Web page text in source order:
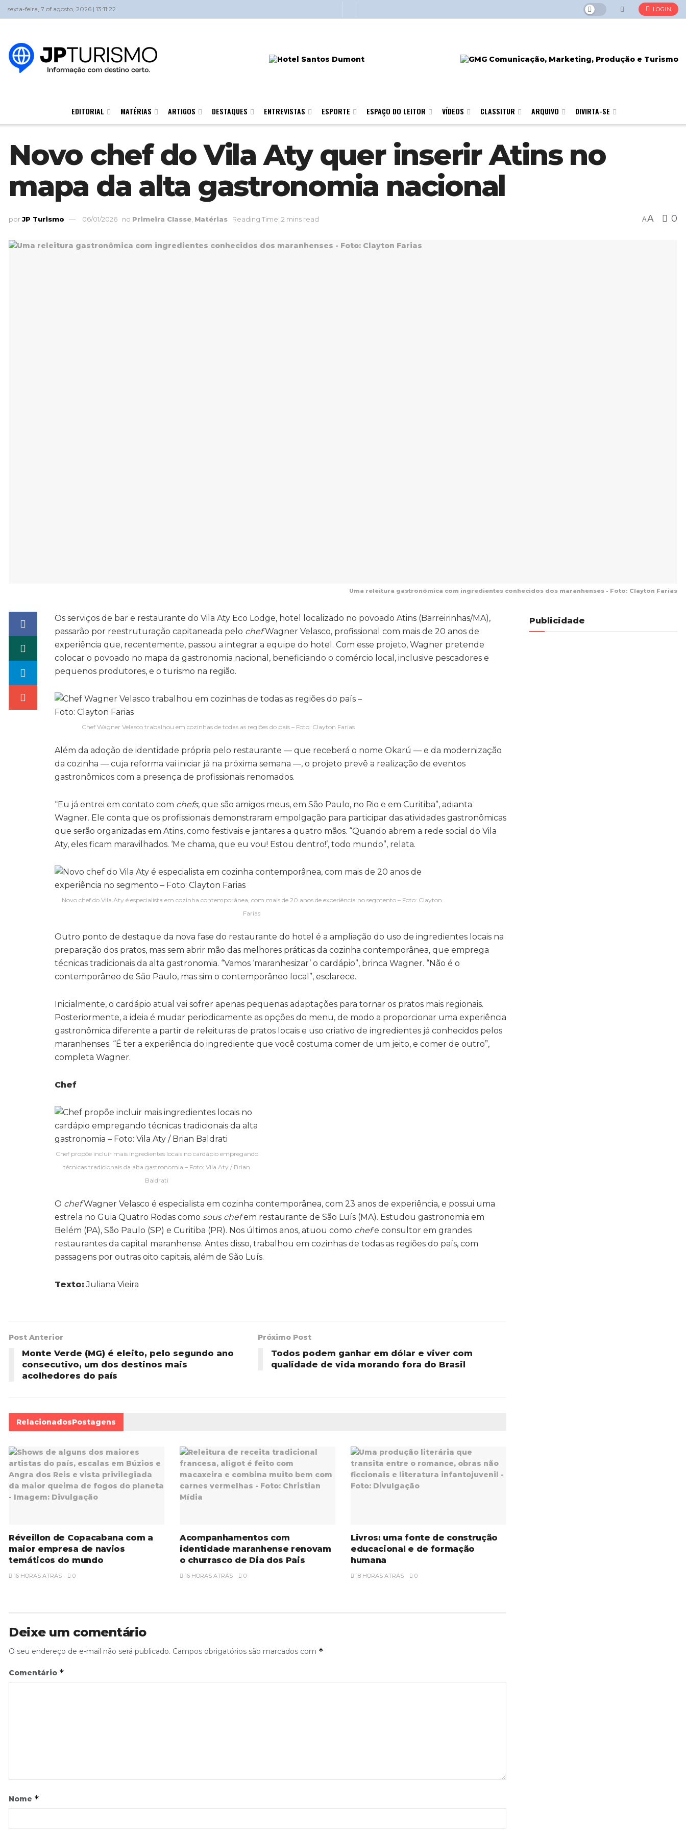
sexta-feira, 7 of agosto, 2026 | 13:11:22 LOGIN
EDITORIAL MATÉRIAS ARTIGOS DESTAQUES ENTREVISTAS ESPORTE ESPAÇO DO LEITOR VÍDEOS CLASSITUR ARQUIVO DIVIRTA-SE
Novo chef do Vila Aty quer inserir Atins no
mapa da alta gastronomia nacional
porJP Turismo 06/01/2026 no Primeira Classe Matérias Reading Time: 2 mins read AA 0
Uma releitura gastronômica com ingredientes conhecidos dos maranhenses - Foto: Clayton Farias
Os serviços de bar e restaurante do Vila Aty Eco Lodge, hotel localizado no povoado Atins (Barreirinhas/MA),
passarão por reestruturação capitaneada pelo chefWagner Velasco, profissional com mais de 20 anos de
experiência que, recentemente, passou a integrar a equipe do hotel. Com esse projeto, Wagner pretende
colocar o povoado no mapa da gastronomia nacional, beneficiando o comércio local, inclusive pescadores e
pequenos produtores, e o turismo na região.
Chef Wagner Velasco trabalhou em cozinhas de todas as regiões do país – Foto: Clayton Farias
Além da adoção de identidade própria pelo restaurante — que receberá o nome Okarú — e da modernização
da cozinha — cuja reforma vai iniciar já na próxima semana —, o projeto prevê a realização de eventos
gastronômicos com a presença de profissionais renomados.
“Eu já entrei em contato com chefs, que são amigos meus, em São Paulo, no Rio e em Curitiba”, adianta
Wagner. Ele conta que os profissionais demonstraram empolgação para participar das atividades gastronômicas
que serão organizadas em Atins, como festivais e jantares a quatro mãos. “Quando abrem a rede social do Vila
Aty, eles ficam maravilhados. ‘Me chama, que eu vou! Estou dentro!’, todo mundo”, relata.
Novo chef do Vila Aty é especialista em cozinha contemporânea, com mais de 20 anos de experiência no segmento – Foto: Clayton
Farias
Outro ponto de destaque da nova fase do restaurante do hotel é a ampliação do uso de ingredientes locais na
preparação dos pratos, mas sem abrir mão das melhores práticas da cozinha contemporânea, que emprega
técnicas tradicionais da alta gastronomia. “Vamos ‘maranhesizar’ o cardápio”, brinca Wagner. “Não é o
contemporâneo de São Paulo, mas sim o contemporâneo local”, esclarece.
Inicialmente, o cardápio atual vai sofrer apenas pequenas adaptações para tornar os pratos mais regionais.
Posteriormente, a ideia é mudar periodicamente as opções do menu, de modo a proporcionar uma experiência
gastronômica diferente a partir de releituras de pratos locais e uso criativo de ingredientes já conhecidos pelos
maranhenses. “É ter a experiência do ingrediente que você costuma comer de um jeito, e comer de outro”,
completa Wagner.
Chef
Chef propõe incluir mais ingredientes locais no cardápio empregando
técnicas tradicionais da alta gastronomia – Foto: Vila Aty / Brian
Baldrati
O chefWagner Velasco é especialista em cozinha contemporânea, com 23 anos de experiência, e possui uma
estrela no Guia Quatro Rodas como sous chefem restaurante de São Luís (MA). Estudou gastronomia em
Belém (PA), São Paulo (SP) e Curitiba (PR). Nos últimos anos, atuou como chefe consultor em grandes
restaurantes da capital maranhense. Antes disso, trabalhou em cozinhas de todas as regiões do país, com
passagens por outras oito capitais, além de São Luís.
Texto: Juliana Vieira
Post Anterior
Monte Verde (MG) é eleito, pelo segundo ano
consecutivo, um dos destinos mais
acolhedores do país
Próximo Post
Todos podem ganhar em dólar e viver com
qualidade de vida morando fora do Brasil
RelacionadosPostagens
Réveillon de Copacabana com a
maior empresa de navios
temáticos do mundo
16 HORAS ATRÁS 0
Acompanhamentos com
identidade maranhense renovam
o churrasco de Dia dos Pais
16 HORAS ATRÁS 0
Livros: uma fonte de construção
educacional e de formação
humana
18 HORAS ATRÁS 0
Deixe um comentário
O seu endereço de e-mail não será publicado. Campos obrigatórios são marcados com *
Comentário *
Nome *
Publicidade